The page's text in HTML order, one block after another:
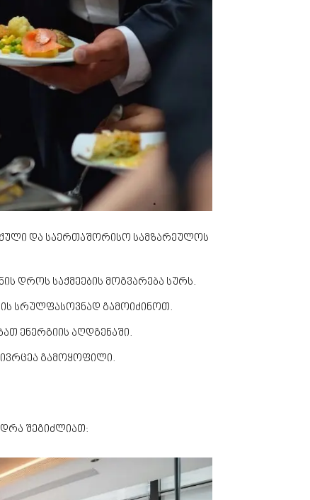
და საერთაშორისო სამზარეულოს
დროს საქმეების მოგვარება სურს.
სრულფასოვნად გამოიძინოთ.
ენერგიის აღდგენაში.
გამოყოფილი.
შეგიძლიათ: